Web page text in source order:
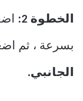
الخطوة 2:
بسرعة ، ثم
الجانبي.